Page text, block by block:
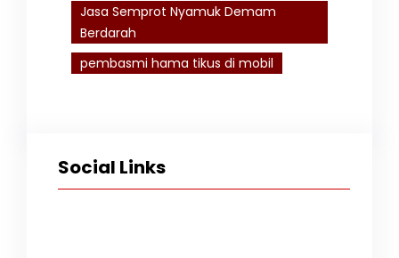
Jasa Semprot Nyamuk Demam
Berdarah
pembasmi hama tikus di mobil
Social Links